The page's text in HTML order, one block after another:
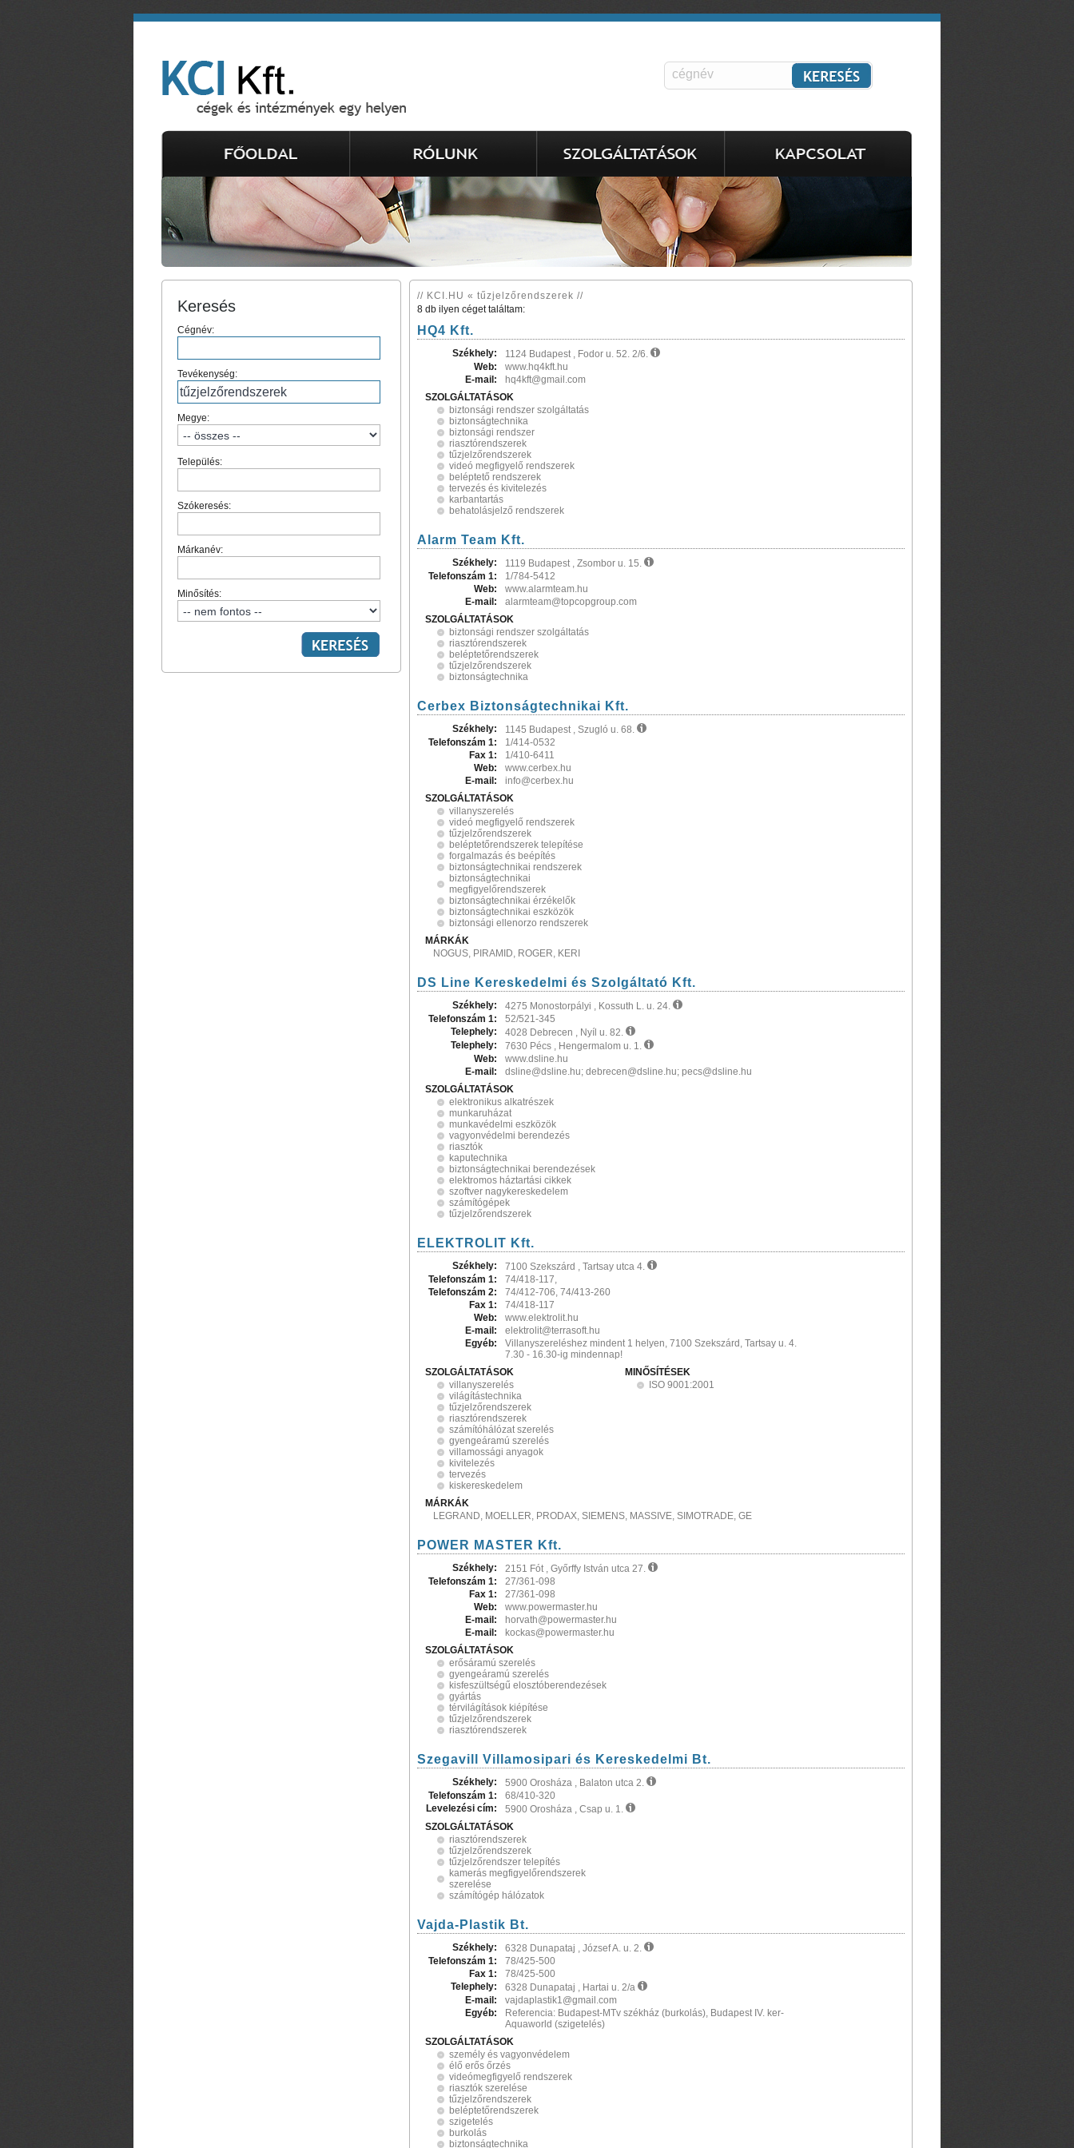
Keresés
Cégnév:
Tevékenység:
Megye:
Település:
Szókeresés:
Márkanév:
Minősítés:
// KCI.HU « tűzjelzőrendszerek //
8 db ilyen céget találtam:
HQ4 Kft.
Székhely:
1124 Budapest , Fodor u. 52. 2/6.
Web:
www.hq4kft.hu
E-mail:
hq4kft@gmail.com
SZOLGÁLTATÁSOK
biztonsági rendszer szolgáltatás
biztonságtechnika
biztonsági rendszer
riasztórendszerek
tűzjelzőrendszerek
videó megfigyelő rendszerek
beléptető rendszerek
tervezés és kivitelezés
karbantartás
behatolásjelző rendszerek
Alarm Team Kft.
Székhely:
1119 Budapest , Zsombor u. 15.
Telefonszám 1:
1/784-5412
Web:
www.alarmteam.hu
E-mail:
alarmteam@topcopgroup.com
SZOLGÁLTATÁSOK
biztonsági rendszer szolgáltatás
riasztórendszerek
beléptetőrendszerek
tűzjelzőrendszerek
biztonságtechnika
Cerbex Biztonságtechnikai Kft.
Székhely:
1145 Budapest , Szugló u. 68.
Telefonszám 1:
1/414-0532
Fax 1:
1/410-6411
Web:
www.cerbex.hu
E-mail:
info@cerbex.hu
SZOLGÁLTATÁSOK
villanyszerelés
videó megfigyelő rendszerek
tűzjelzőrendszerek
beléptetőrendszerek telepítése
forgalmazás és beépítés
biztonságtechnikai rendszerek
biztonságtechnikai
megfigyelőrendszerek
biztonságtechnikai érzékelők
biztonságtechnikai eszközök
biztonsági ellenorzo rendszerek
MÁRKÁK
NOGUS, PIRAMID, ROGER, KERI
DS Line Kereskedelmi és Szolgáltató Kft.
Székhely:
4275 Monostorpályi , Kossuth L. u. 24.
Telefonszám 1:
52/521-345
Telephely:
4028 Debrecen , Nyíl u. 82.
Telephely:
7630 Pécs , Hengermalom u. 1.
Web:
www.dsline.hu
E-mail:
dsline@dsline.hu; debrecen@dsline.hu; pecs@dsline.hu
SZOLGÁLTATÁSOK
elektronikus alkatrészek
munkaruházat
munkavédelmi eszközök
vagyonvédelmi berendezés
riasztók
kaputechnika
biztonságtechnikai berendezések
elektromos háztartási cikkek
szoftver nagykereskedelem
számítógépek
tűzjelzőrendszerek
ELEKTROLIT Kft.
Székhely:
7100 Szekszárd , Tartsay utca 4.
Telefonszám 1:
74/418-117,
Telefonszám 2:
74/412-706, 74/413-260
Fax 1:
74/418-117
Web:
www.elektrolit.hu
E-mail:
elektrolit@terrasoft.hu
Egyéb:
Villanyszereléshez mindent 1 helyen, 7100 Szekszárd, Tartsay u. 4.
7.30 - 16.30-ig mindennap!
SZOLGÁLTATÁSOK
villanyszerelés
világítástechnika
tűzjelzőrendszerek
riasztórendszerek
számítóhálózat szerelés
gyengeáramú szerelés
villamossági anyagok
kivitelezés
tervezés
kiskereskedelem
MINŐSÍTÉSEK
ISO 9001:2001
MÁRKÁK
LEGRAND, MOELLER, PRODAX, SIEMENS, MASSIVE, SIMOTRADE, GE
POWER MASTER Kft.
Székhely:
2151 Fót , Győrffy István utca 27.
Telefonszám 1:
27/361-098
Fax 1:
27/361-098
Web:
www.powermaster.hu
E-mail:
horvath@powermaster.hu
E-mail:
kockas@powermaster.hu
SZOLGÁLTATÁSOK
erősáramú szerelés
gyengeáramú szerelés
kisfeszültségű elosztóberendezések
gyártás
térvilágítások kiépítése
tűzjelzőrendszerek
riasztórendszerek
Szegavill Villamosipari és Kereskedelmi Bt.
Székhely:
5900 Orosháza , Balaton utca 2.
Telefonszám 1:
68/410-320
Levelezési cím:
5900 Orosháza , Csap u. 1.
SZOLGÁLTATÁSOK
riasztórendszerek
tűzjelzőrendszerek
tűzjelzőrendszer telepítés
kamerás megfigyelőrendszerek
szerelése
számítógép hálózatok
Vajda-Plastik Bt.
Székhely:
6328 Dunapataj , József A. u. 2.
Telefonszám 1:
78/425-500
Fax 1:
78/425-500
Telephely:
6328 Dunapataj , Hartai u. 2/a
E-mail:
vajdaplastik1@gmail.com
Egyéb:
Referencia: Budapest-MTv székház (burkolás), Budapest IV. ker-
Aquaworld (szigetelés)
SZOLGÁLTATÁSOK
személy és vagyonvédelem
élő erős őrzés
videómegfigyelő rendszerek
riasztók szerelése
tűzjelzőrendszerek
beléptetőrendszerek
szigetelés
burkolás
biztonságtechnika